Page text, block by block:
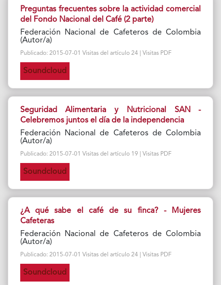
Preguntas frecuentes sobre la actividad comercial
del Fondo Nacional del Café (2 parte)
Federación Nacional de Cafeteros de Colombia
(Autor/a)
Publicado: 2015-07-01 Visitas del artículo 24 | Visitas PDF
Soundcloud
Seguridad Alimentaria y Nutricional SAN -
Celebremos juntos el día de la independencia
Federación Nacional de Cafeteros de Colombia
(Autor/a)
Publicado: 2015-07-01 Visitas del artículo 19 | Visitas PDF
Soundcloud
¿A qué sabe el café de su finca? - Mujeres
Cafeteras
Federación Nacional de Cafeteros de Colombia
(Autor/a)
Publicado: 2015-07-01 Visitas del artículo 24 | Visitas PDF
Soundcloud